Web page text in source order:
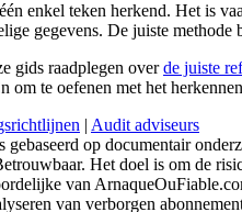
enkel teken herkend. Het is
gegevens. De juiste
gids raadplegen overde juiste
om te oefenen met het
| Audit adviseurs
gebaseerd op documentair
Het doel is om de
van
van verborgen